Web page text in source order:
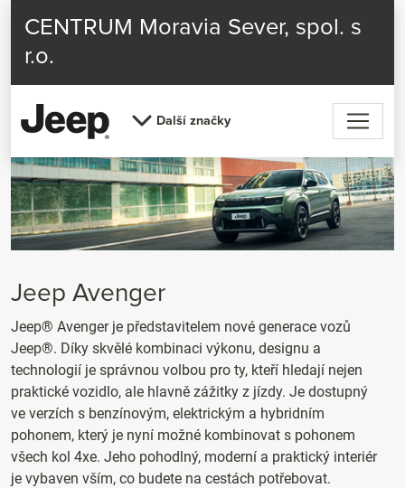
CENTRUM Moravia Sever, spol. s
r.o.
Další značky
Jeep Avenger
Jeep® Avenger je představitelem nové generace vozů
Jeep®. Díky skvělé kombinaci výkonu, designu a
technologií je správnou volbou pro ty, kteří hledají nejen
praktické vozidlo, ale hlavně zážitky z jízdy. Je dostupný
ve verzích s benzínovým, elektrickým a hybridním
pohonem, který je nyní možné kombinovat s pohonem
všech kol 4xe. Jeho pohodlný, moderní a praktický interiér
je vybaven vším, co budete na cestách potřebovat.